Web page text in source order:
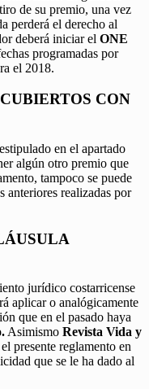
de su premio, una vez
perderá el derecho al
deberá iniciar el ONE
programadas por
el 2018.
CON
en el apartado
algún otro premio que
tampoco se puede
anteriores realizadas por
jurídico costarricense
aplicar o analógicamente
que en el pasado haya
Asimismo Revista Vida y
presente reglamento en
que se le ha dado al